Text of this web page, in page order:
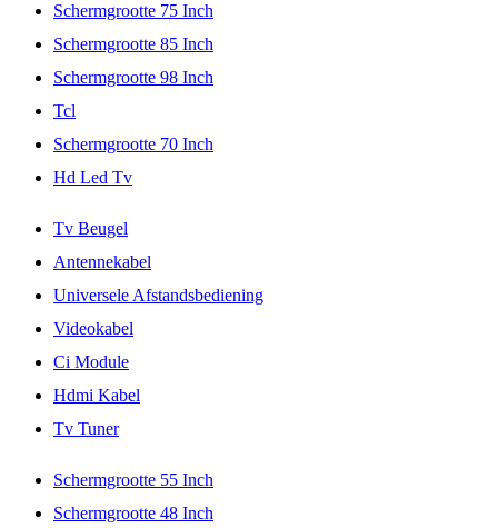
Schermgrootte 75 Inch
Schermgrootte 85 Inch
Schermgrootte 98 Inch
Tcl
Schermgrootte 70 Inch
Hd Led Tv
Tv Beugel
Antennekabel
Universele Afstandsbediening
Videokabel
Ci Module
Hdmi Kabel
Tv Tuner
Schermgrootte 55 Inch
Schermgrootte 48 Inch